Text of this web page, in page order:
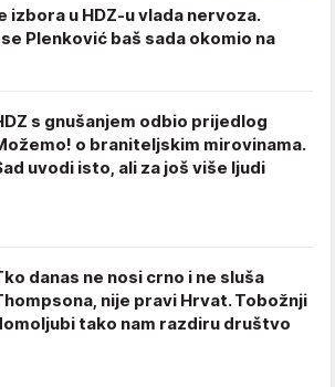
izbora u HDZ-u vlada nervoza.
Plenković baš sada okomio na
s gnušanjem odbio prijedlog
o braniteljskim mirovinama.
uvodi isto, ali za još više ljudi
danas ne nosi crno i ne sluša
nije pravi Hrvat. Tobožnji
tako nam razdiru društvo